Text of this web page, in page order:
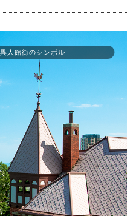
人館街のシンボル